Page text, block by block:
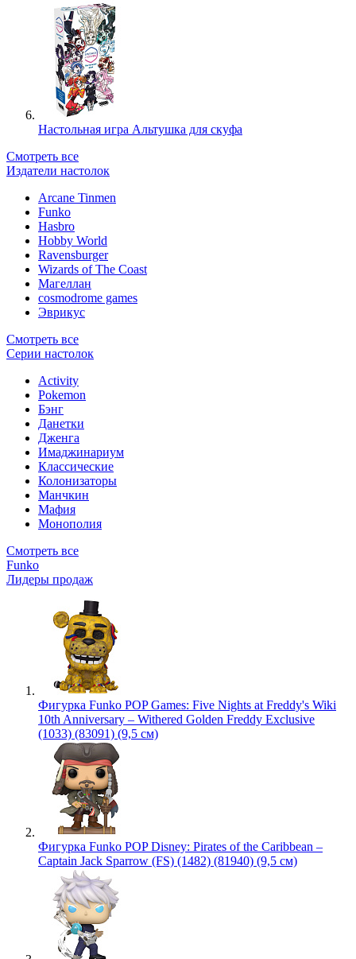
Настольная игра Альтушка для скуфа
Смотреть все
Издатели настолок
Arcane Tinmen
Funko
Hasbro
Hobby World
Ravensburger
Wizards of The Coast
Магеллан
сosmodrome games
Эврикус
Смотреть все
Серии настолок
Activity
Pokemon
Бэнг
Данетки
Дженга
Имаджинариум
Классические
Колонизаторы
Манчкин
Мафия
Монополия
Смотреть все
Funko
Лидеры продаж
Фигурка Funko POP Games: Five Nights at Freddy's Wiki
10th Anniversary – Withered Golden Freddy Exclusive
(1033) (83091) (9,5 см)
Фигурка Funko POP Disney: Pirates of the Caribbean –
Captain Jack Sparrow (FS) (1482) (81940) (9,5 см)